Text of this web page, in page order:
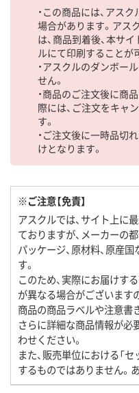
・この商品には、アス
場合があります。アス
は、商品到着後、本サ
ルにて印刷することが
・アスクルのダンボー
せん。
・商品のご注文後に商
際には、ご注文をキャ
す。
・ご注文後に一時品切
けとなります。
※ご注意【免責】
アスクルでは、サイト上に
ておりますが、メーカーの都
パッケージ、原材料、原産
す。
このため、実際にお届けす
が異なる場合がございます
商品の商品ラベルや注意書
さらに詳細な商品情報が必
わせください。
また、販売単位における「
するものではありません。